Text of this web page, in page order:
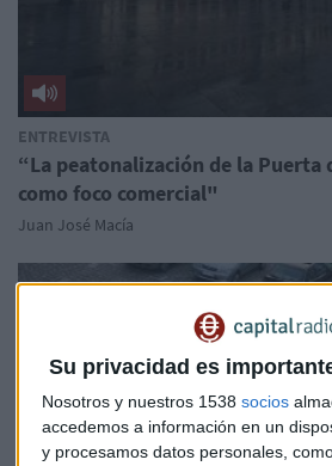
Su privacidad es
Nosotros y nuestros 1538 socios
accedemos a información en un
y procesamos datos personales,
ENTREVISTA
“La peatonalización de la Puerta
como foco comercial"
Juan José Macía